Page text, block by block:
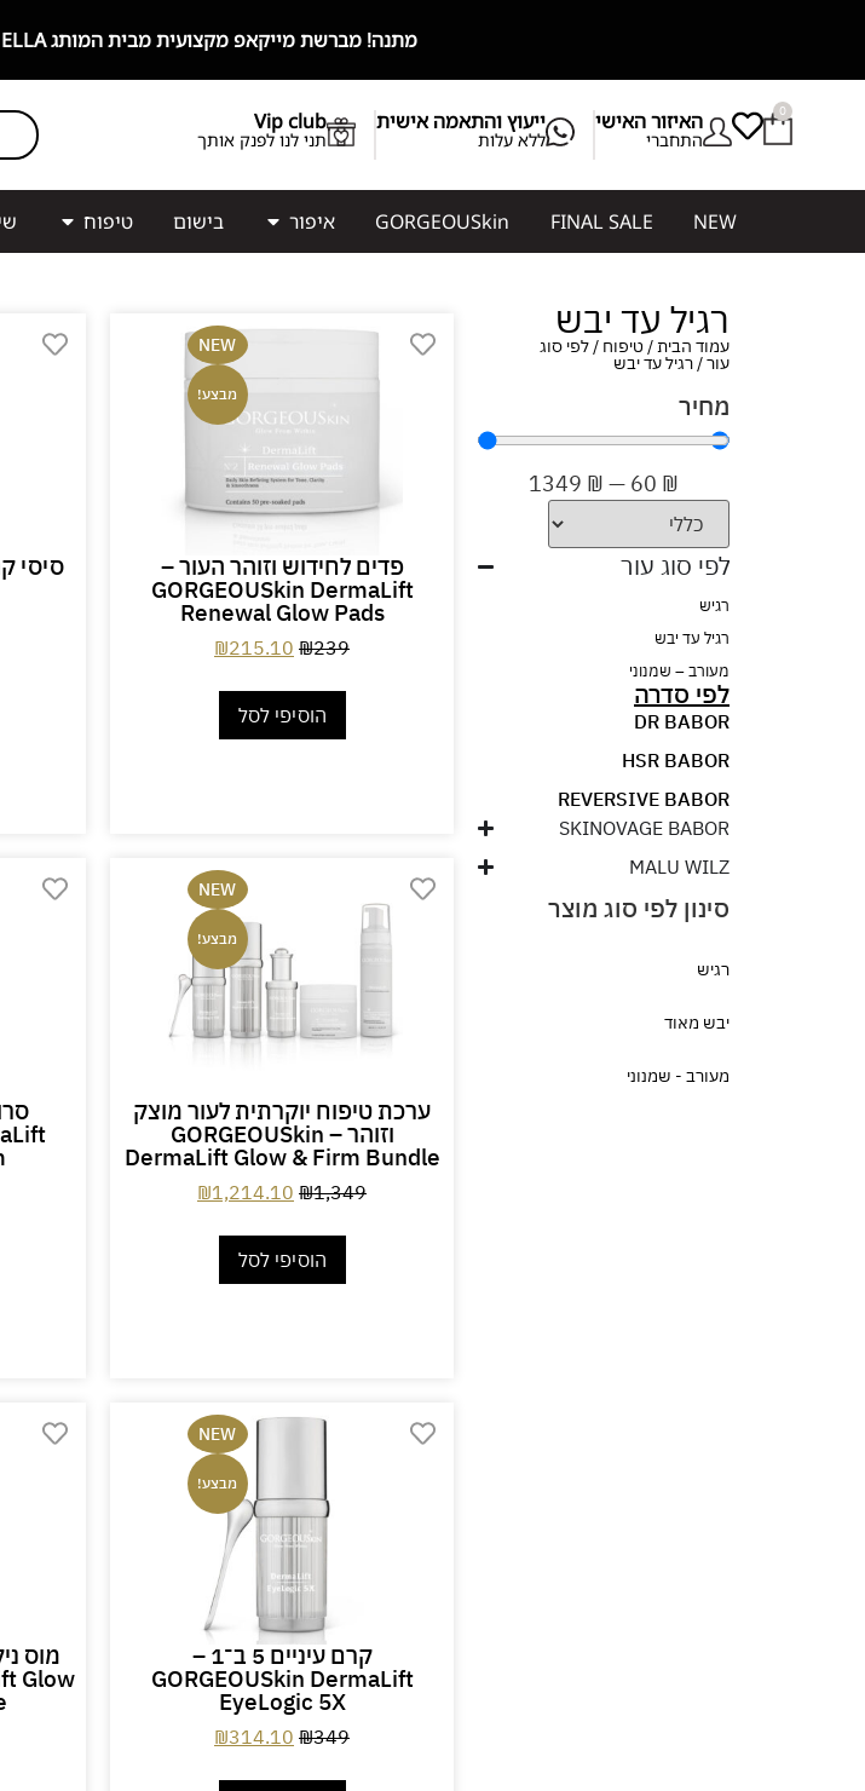
מתנה! מברשת מייקאפ מקצועית מבית המותג ELLA בשווי 169 ש"ח ברכישה מעל 499 ש"ח!
0 האיזור האישי
התחברי
ייעוץ והתאמה אישית
ללא עלות
Vip club
תני לנו לפנק אותך
NEW
FINAL SALE
GORGEOUSkin איפור בישום טיפוח
רגיל עד יבש
עמוד הבית/ טיפוח /לפי סוג
עור/ רגיל עד יבש
מחיר
₪
60
—
₪
1349
לפי סוג עור
רגיש
רגיל עד יבש
מעורב – שמנוני
לפי סדרה
DR BABOR
HSR BABOR
REVERSIVE BABOR
SKINOVAGE BABOR
MALU WILZ
רגיש
יבש מאוד
מעורב - שמנוני
NEW
מבצע!
פדים לחידוש וזוהר העור –
GORGEOUSkin DermaLift
Renewal Glow Pads
₪239
₪215.10
הוסיפי לסל
NEW
מבצע!
ערכת טיפוח יוקרתית לעור מוצק
וזוהר – GORGEOUSkin
DermaLift Glow & Firm Bundle
₪1,349
₪1,214.10
הוסיפי לסל
NEW
מבצע!
קרם עיניים 5 ב־1 –
GORGEOUSkin DermaLift
EyeLogic 5X
₪349
₪314.10
מוס
Glow